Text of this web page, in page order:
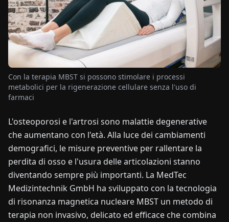
FIERE
CONTATTACI
Con la terapia MBST si possono stimolare i processi
metabolici per la rigenerazione cellulare senza l'uso di
farmaci
L'osteoporosi e l'artrosi sono malattie degenerative
che aumentano con l'età. Alla luce dei cambiamenti
demografici, le misure preventive per rallentare la
perdita di osso e l'usura delle articolazioni stanno
diventando sempre più importanti. La MedTec
Medizintechnik GmbH ha sviluppato con la tecnologia
di risonanza magnetica nucleare MBST un metodo di
terapia non invasivo, delicato ed efficace che combina